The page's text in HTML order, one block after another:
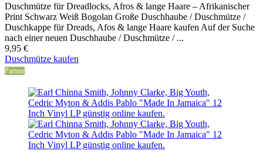
Duschmütze für Dreadlocks, Afros & lange Haare – Afrikanischer
Print Schwarz Weiß Bogolan Große Duschhaube / Duschmütze /
Duschkappe für Dreads, Afos & lange Haare kaufen Auf der Suche
nach einer neuen Duschhaube / Duschmütze / ...
9,95 €
Duschmütze kaufen
Partner